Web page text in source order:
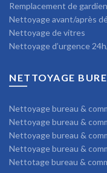
Remplacement de
Nettoyage avant/après
Nettoyage de vitres
Nettoyage d’urgence
NETTOYAGE
Nettoyage bureau &
Nettoyage bureau &
Nettoyage bureau &
Nettoyage bureau &
Nettotage bureau &